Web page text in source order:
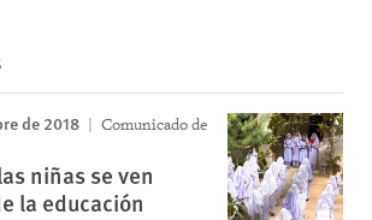
de 2018
Comunicado de
niñas se ven
la educación